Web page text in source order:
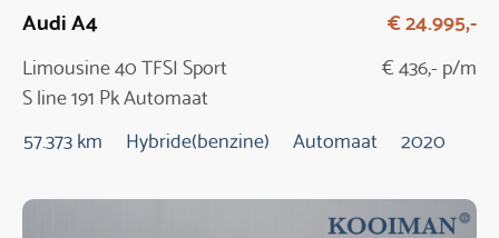
Audi A4
Limousine 40 TFSI Sport
S line 191 Pk Automaat
€ 24.995,-
€ 436,- p/m
57.373 km Hybride(benzine) Automaat 2020